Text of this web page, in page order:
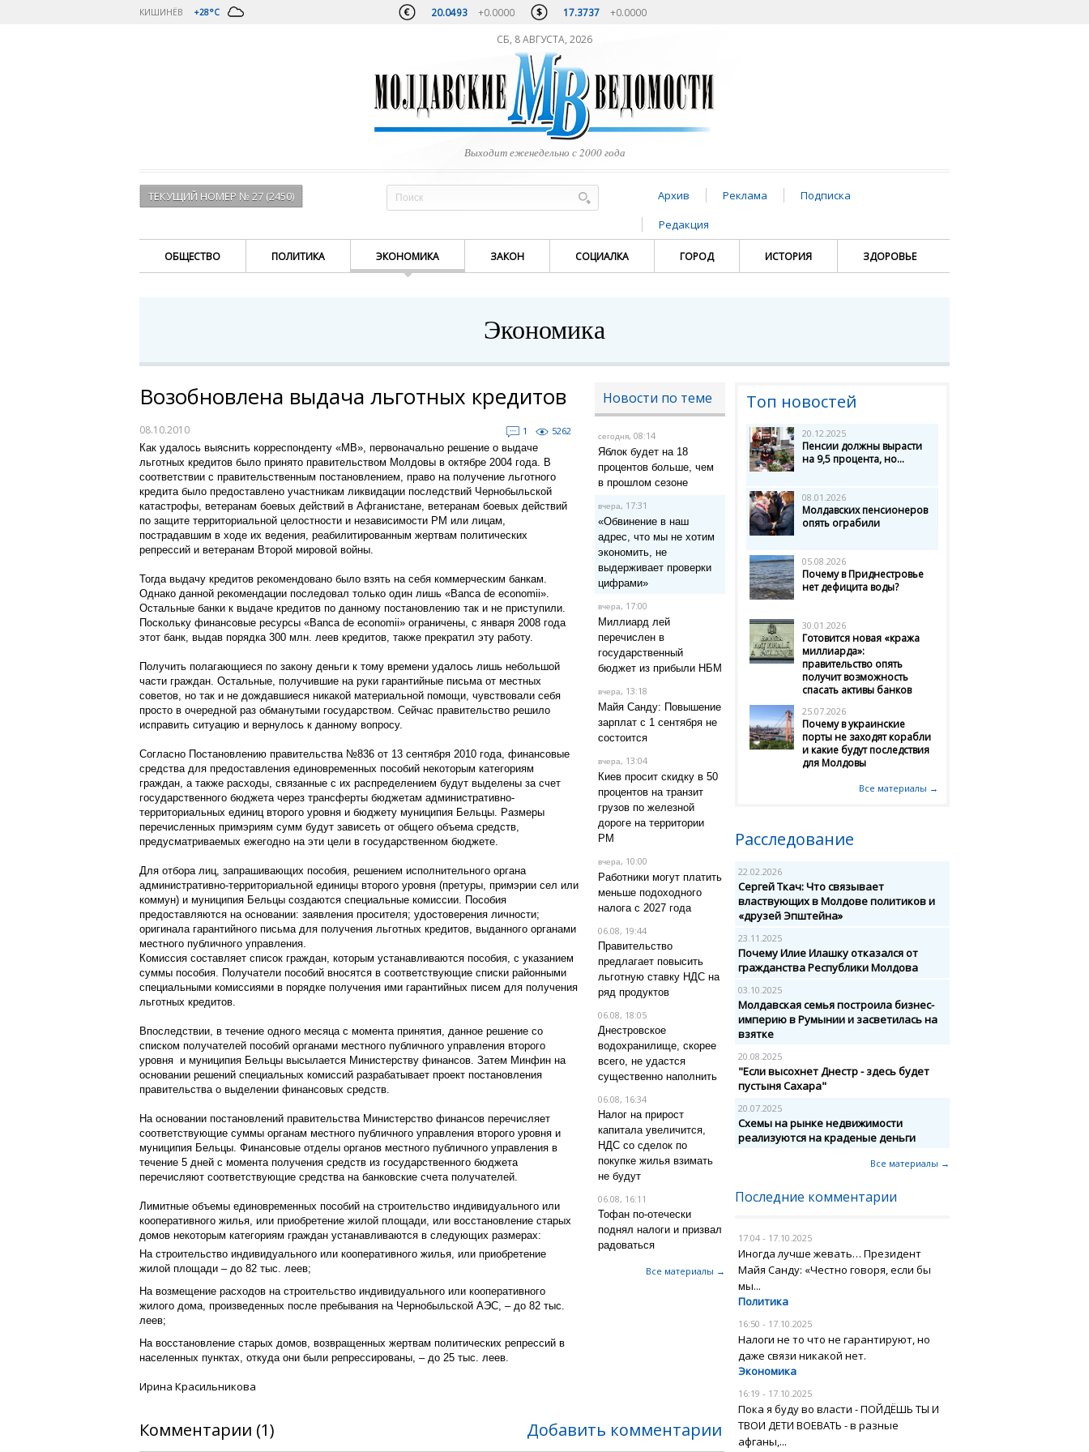
КИШИНЁВ +28°C 20.0493 +0.0000 17.3737 +0.0000
СБ, 8 АВГУСТА, 2026
Выходит еженедельно с 2000 года
ТЕКУЩИЙ НОМЕР № 27 (2450) Архив Реклама
Подписка
Редакция
ОБЩЕСТВО ПОЛИТИКА ЭКОНОМИКА ЗАКОН СОЦИАЛКА ГОРОД ИСТОРИЯ ЗДОРОВЬЕ
Экономика
Возобновлена выдача льготных кредитов
08.10.2010 1
5262
Как удалось выяснить корреспонденту «МВ», первоначально решение о выдаче
льготных кредитов было принято правительством Молдовы в октябре 2004 года. В
соответствии с правительственным постановлением, право на получение льготного
кредита было предоставлено участникам ликвидации последствий Чернобыльской
катастрофы, ветеранам боевых действий в Афганистане, ветеранам боевых действий
по защите территориальной целостности и независимости РМ или лицам,
пострадавшим в ходе их ведения, реабилитированным жертвам политических
репрессий и ветеранам Второй мировой войны.
Тогда выдачу кредитов рекомендовано было взять на себя коммерческим банкам.
Однако данной рекомендации последовал только один лишь «Banca de economii».
Остальные банки к выдаче кредитов по данному постановлению так и не приступили.
Поскольку финансовые ресурсы «Banca de economii» ограничены, с января 2008 года
этот банк, выдав порядка 300 млн. леев кредитов, также прекратил эту работу.
Получить полагающиеся по закону деньги к тому времени удалось лишь небольшой
части граждан. Остальные, получившие на руки гарантийные письма от местных
советов, но так и не дождавшиеся никакой материальной помощи, чувствовали себя
просто в очередной раз обманутыми государством. Сейчас правительство решило
исправить ситуацию и вернулось к данному вопросу.
Согласно Постановлению правительства №836 от 13 сентября 2010 года, финансовые
средства для предоставления единовременных пособий некоторым категориям
граждан, а также расходы, связанные с их распределением будут выделены за счет
государственного бюджета через трансферты бюджетам административно-
территориальных единиц второго уровня и бюджету муниципия Бельцы. Размеры
перечисленных примэриям сумм будут зависеть от общего объема средств,
предусматриваемых ежегодно на эти цели в государственном бюджете.
Для отбора лиц, запрашивающих пособия, решением исполнительного органа
административно-территориальной единицы второго уровня (претуры, примэрии сел или
коммун) и муниципия Бельцы создаются специальные комиссии. Пособия
предоставляются на основании: заявления просителя; удостоверения личности;
оригинала гарантийного письма для получения льготных кредитов, выданного органами
местного публичного управления.
Комиссия составляет список граждан, которым устанавливаются пособия, с указанием
суммы пособия. Получатели пособий вносятся в соответствующие списки районными
специальными комиссиями в порядке получения ими гарантийных писем для получения
льготных кредитов.
Впоследствии, в течение одного месяца с момента принятия, данное решение со
списком получателей пособий органами местного публичного управления второго
уровня и муниципия Бельцы высылается Министерству финансов. Затем Минфин на
основании решений специальных комиссий разрабатывает проект постановления
правительства о выделении финансовых средств.
На основании постановлений правительства Министерство финансов перечисляет
соответствующие суммы органам местного публичного управления второго уровня и
муниципия Бельцы. Финансовые отделы органов местного публичного управления в
течение 5 дней с момента получения средств из государственного бюджета
перечисляют соответствующие средства на банковские счета получателей.
Лимитные объемы единовременных пособий на строительство индивидуального или
кооперативного жилья, или приобретение жилой площади, или восстановление старых
домов некоторым категориям граждан устанавливаются в следующих размерах:
На строительство индивидуального или кооперативного жилья, или приобретение
жилой площади – до 82 тыс. леев;
На возмещение расходов на строительство индивидуального или кооперативного
жилого дома, произведенных после пребывания на Чернобыльской АЭС, – до 82 тыс.
леев;
На восстановление старых домов, возвращенных жертвам политических репрессий в
населенных пунктах, откуда они были репрессированы, – до 25 тыс. леев.
Ирина Красильникова
Новости по теме
сегодня, 08:14
Яблок будет на 18
процентов больше, чем
в прошлом сезоне
вчера, 17:31
«Обвинение в наш
адрес, что мы не хотим
экономить, не
выдерживает проверки
цифрами»
вчера, 17:00
Миллиард лей
перечислен в
государственный
бюджет из прибыли НБМ
вчера, 13:18
Майя Санду: Повышение
зарплат с 1 сентября не
состоится
вчера, 13:04
Киев просит скидку в 50
процентов на транзит
грузов по железной
дороге на территории
РМ
вчера, 10:00
Работники могут платить
меньше подоходного
налога с 2027 года
06.08, 19:44
Правительство
предлагает повысить
льготную ставку НДС на
ряд продуктов
06.08, 18:05
Днестровское
водохранилище, скорее
всего, не удастся
существенно наполнить
06.08, 16:34
Налог на прирост
капитала увеличится,
НДС со сделок по
покупке жилья взимать
не будут
06.08, 16:11
Тофан по-отечески
поднял налоги и призвал
радоваться
Все материалы →
Комментарии (1) Добавить комментарии
Топ новостей
20.12.2025
Пенсии должны вырасти
на 9,5 процента, но...
08.01.2026
Молдавских пенсионеров
опять ограбили
05.08.2026
Почему в Приднестровье
нет дефицита воды?
30.01.2026
Готовится новая «кража
миллиарда»:
правительство опять
получит возможность
спасать активы банков
25.07.2026
Почему в украинские
порты не заходят корабли
и какие будут последствия
для Молдовы
Все материалы →
Расследование
22.02.2026
Сергей Ткач: Что связывает
властвующих в Молдове политиков и
«друзей Эпштейна»
23.11.2025
Почему Илие Илашку отказался от
гражданства Республики Молдова
03.10.2025
Молдавская семья построила бизнес-
империю в Румынии и засветилась на
взятке
20.08.2025
"Если высохнет Днестр - здесь будет
пустыня Сахара"
20.07.2025
Схемы на рынке недвижимости
реализуются на краденые деньги
Все материалы →
Последние комментарии
17:04 - 17.10.2025
Иногда лучше жевать… Президент
Майя Санду: «Честно говоря, если бы
мы...
Политика
16:50 - 17.10.2025
Налоги не то что не гарантируют, но
даже связи никакой нет.
Экономика
16:19 - 17.10.2025
Пока я буду во власти - ПОЙДЁШЬ ТЫ И
ТВОИ ДЕТИ ВОЕВАТЬ - в разные
афганы,...